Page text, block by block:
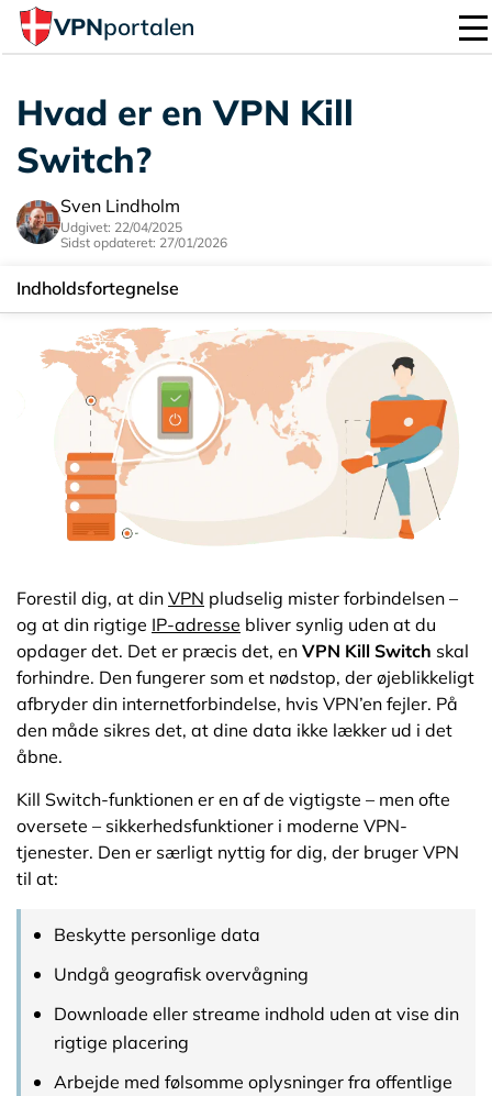
VPNportalen
Hvad er en VPN Kill
Switch?
Sven Lindholm
Udgivet: 22/04/2025
Sidst opdateret: 27/01/2026
Indholdsfortegnelse
Hvordan fungerer en VPN Kill Switch?
Hvorfor er en VPN Kill Switch vigtig?
Typer af VPN Kill Switches
Sådan aktiverer du en VPN Kill Switch
Ofte stillede spørgsmål om VPN Kill Switches
Forestil dig, at dinVPN pludselig mister forbindelsen –
og at din rigtige IP-adresse bliver synlig uden at du
opdager det. Det er præcis det, enVPN Kill Switch skal
forhindre. Den fungerer som et nødstop, der øjeblikkeligt
afbryder din internetforbindelse, hvis VPN’en fejler. På
den måde sikres det, at dine data ikke lækker ud i det
åbne.
Kill Switch-funktionen er en af de vigtigste – men ofte
oversete – sikkerhedsfunktioner i moderne VPN-
tjenester. Den er særligt nyttig for dig, der bruger VPN
til at:
Beskytte personlige data
Undgå geografisk overvågning
Downloade eller streame indhold uden at vise din
rigtige placering
Arbejde med følsomme oplysninger fra offentlige